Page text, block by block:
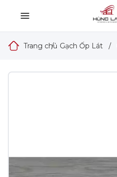
Trang chủ
/ Gạch Ốp Lát /